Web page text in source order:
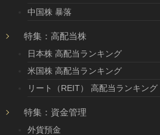
中国株 暴落
特集：高配当株
日本株 高配当ランキング
米国株 高配当ランキング
リート（REIT） 高配当ランキング
特集：資金管理
外貨預金